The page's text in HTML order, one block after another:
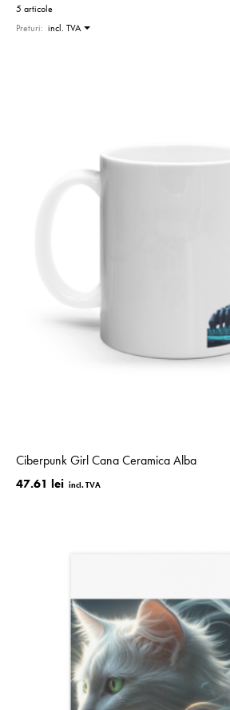
5 articole
Preturi: incl. TVA
Ciberpunk Girl Cana Ceramica Alba
47.61 lei